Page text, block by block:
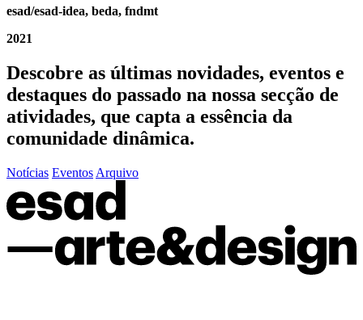
esad/esad-idea, beda, fndmt
2021
Descobre as últimas novidades, eventos e
destaques do passado na nossa secção de
atividades, que capta a essência da
comunidade dinâmica.
Notícias Eventos Arquivo